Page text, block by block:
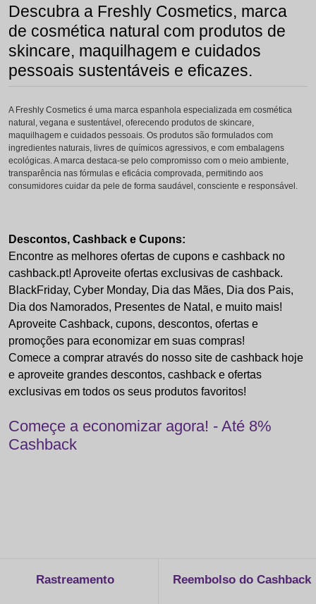
Descubra a Freshly Cosmetics, marca
de cosmética natural com produtos de
skincare, maquilhagem e cuidados
pessoais sustentáveis e eficazes.
A Freshly Cosmetics é uma marca espanhola especializada em cosmética
natural, vegana e sustentável, oferecendo produtos de skincare,
maquilhagem e cuidados pessoais. Os produtos são formulados com
ingredientes naturais, livres de químicos agressivos, e com embalagens
ecológicas. A marca destaca-se pelo compromisso com o meio ambiente,
transparência nas fórmulas e eficácia comprovada, permitindo aos
consumidores cuidar da pele de forma saudável, consciente e responsável.
Descontos, Cashback e Cupons:
Encontre as melhores ofertas de cupons e cashback no
cashback.pt! Aproveite ofertas exclusivas de cashback.
BlackFriday, Cyber Monday, Dia das Mães, Dia dos Pais,
Dia dos Namorados, Presentes de Natal, e muito mais!
Aproveite Cashback, cupons, descontos, ofertas e
promoções para economizar em suas compras!
Comece a comprar através do nosso site de cashback hoje
e aproveite grandes descontos, cashback e ofertas
exclusivas em todos os seus produtos favoritos!
Começe a economizar agora! - Até 8%
Cashback
Rastreamento Reembolso do Cashback